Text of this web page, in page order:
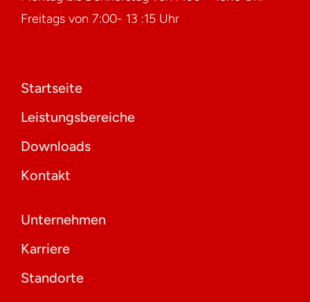
Freitags von 7:00- 13 :15 Uhr
Startseite
Leistungsbereiche
Downloads
Kontakt
Unternehmen
Karriere
Standorte